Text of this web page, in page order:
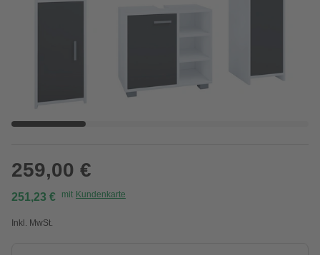
259,00 €
251,23 € mit Kundenkarte
Inkl. MwSt.